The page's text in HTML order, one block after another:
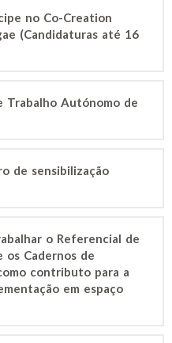
no Co-Creation
(Candidaturas até 16
Trabalho Autónomo de
de sensibilização
o Referencial de
os Cadernos de
contributo para a
em espaço